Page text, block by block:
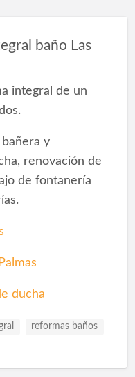
baño Las
integral de un
y
renovación de
de fontanería
ducha
reformas baños